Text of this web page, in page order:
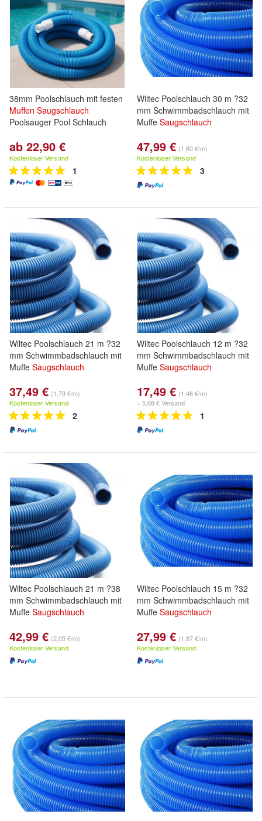
38mm Poolschlauch mit festen
Muffen Saugschlauch
Poolsauger Pool Schlauch
ab 22,90 €
Kostenloser Versand
1
Wiltec Poolschlauch 30 m ?32
mm Schwimmbadschlauch mit
Muffe Saugschlauch
47,99 € (1,60 €/m)
Kostenloser Versand
3
Wiltec Poolschlauch 21 m ?32
mm Schwimmbadschlauch mit
Muffe Saugschlauch
37,49 € (1,79 €/m)
Kostenloser Versand
2
Wiltec Poolschlauch 12 m ?32
mm Schwimmbadschlauch mit
Muffe Saugschlauch
17,49 € (1,46 €/m)
+ 5,68 € Versand
1
Wiltec Poolschlauch 21 m ?38
mm Schwimmbadschlauch mit
Muffe Saugschlauch
42,99 € (2,05 €/m)
Kostenloser Versand
Wiltec Poolschlauch 15 m ?32
mm Schwimmbadschlauch mit
Muffe Saugschlauch
27,99 € (1,87 €/m)
Kostenloser Versand